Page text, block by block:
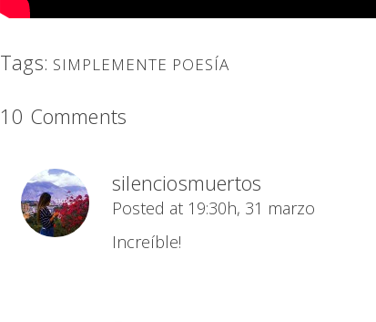
Tags: SIMPLEMENTE POESÍA
10 Comments
silenciosmuertos
Posted at 19:30h, 31 marzo
Increíble!